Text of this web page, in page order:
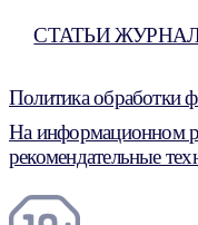
СТАТЬИ
Политика обработки
На информационном
рекомендательные